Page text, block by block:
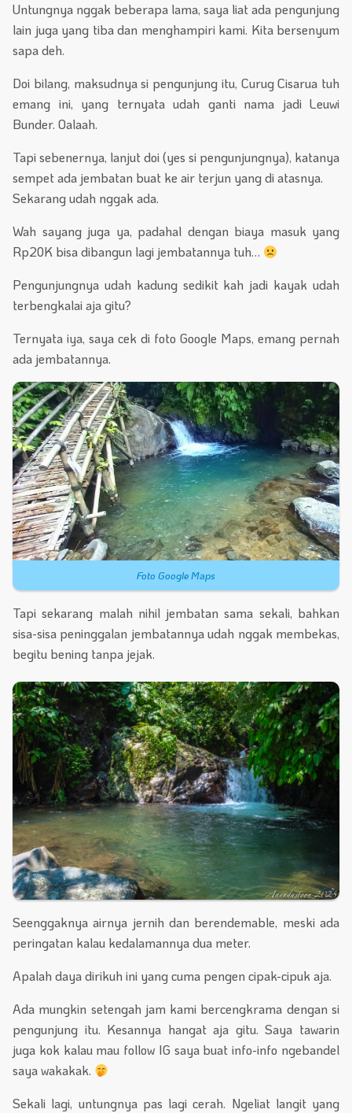
Untungnya nggak beberapa lama, saya liat ada pengunjung
lain juga yang tiba dan menghampiri kami. Kita bersenyum
sapa deh.
Doi bilang, maksudnya si pengunjung itu, Curug Cisarua tuh
emang ini, yang ternyata udah ganti nama jadi Leuwi
Bunder. Oalaah.
Tapi sebenernya, lanjut doi (yes si pengunjungnya), katanya
sempet ada jembatan buat ke air terjun yang di atasnya.
Sekarang udah nggak ada.
Wah sayang juga ya, padahal dengan biaya masuk yang
Rp20K bisa dibangun lagi jembatannya tuh…
Pengunjungnya udah kadung sedikit kah jadi kayak udah
terbengkalai aja gitu?
Ternyata iya, saya cek di foto Google Maps, emang pernah
ada jembatannya.
Foto Google Maps
Tapi sekarang malah nihil jembatan sama sekali, bahkan
sisa-sisa peninggalan jembatannya udah nggak membekas,
begitu bening tanpa jejak.
Seenggaknya airnya jernih dan berendemable, meski ada
peringatan kalau kedalamannya dua meter.
Apalah daya dirikuh ini yang cuma pengen cipak-cipuk aja.
Ada mungkin setengah jam kami bercengkrama dengan si
pengunjung itu. Kesannya hangat aja gitu. Saya tawarin
juga kok kalau mau follow IG saya buat info-info ngebandel
saya wakakak.
Sekali lagi, untungnya pas lagi cerah. Ngeliat langit yang